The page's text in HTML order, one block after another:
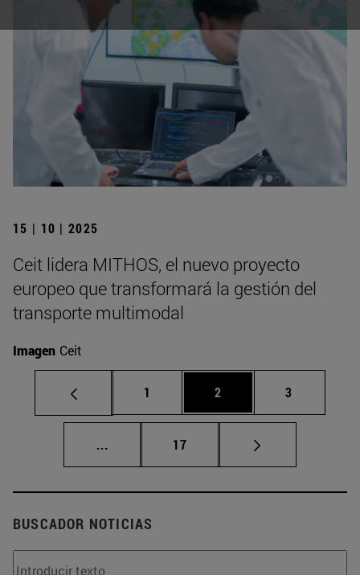
15 | 10 | 2025
Ceit lidera MITHOS, el nuevo proyecto
europeo que transformará la gestión del
transporte multimodal
Imagen Ceit
Página
1 Página
2 Página
3
... Páginas intermedias Use TAB para
Página
17
BUSCADOR NOTICIAS